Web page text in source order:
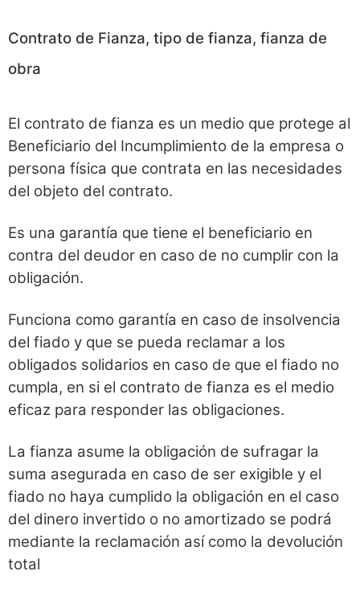
Contrato de Fianza, tipo de fianza, fianza de
obra
El contrato de fianza es un medio que protege al
Beneficiario del Incumplimiento de la empresa o
persona física que contrata en las necesidades
del objeto del contrato.
Es una garantía que tiene el beneficiario en
contra del deudor en caso de no cumplir con la
obligación.
Funciona como garantía en caso de insolvencia
del fiado y que se pueda reclamar a los
obligados solidarios en caso de que el fiado no
cumpla, en si el contrato de fianza es el medio
eficaz para responder las obligaciones.
La fianza asume la obligación de sufragar la
suma asegurada en caso de ser exigible y el
fiado no haya cumplido la obligación en el caso
del dinero invertido o no amortizado se podrá
mediante la reclamación así como la devolución
total